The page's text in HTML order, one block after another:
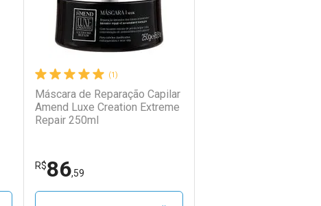
Ativar Desconto
(1)
Máscara de Reparação Capilar
Amend Luxe Creation Extreme
Repair 250ml
R$86,59